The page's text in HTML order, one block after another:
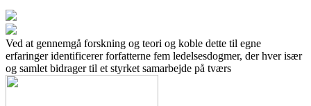
Ved at gennemgå forskning og teori og koble dette til egne
erfaringer identificerer forfatterne fem ledelsesdogmer, der hver især
og samlet bidrager til et styrket samarbejde på tværs